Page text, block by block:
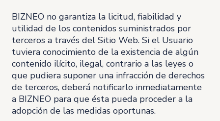
BIZNEO no garantiza la licitud, fiabilidad y
utilidad de los contenidos suministrados por
terceros a través del Sitio Web. Si el Usuario
tuviera conocimiento de la existencia de algún
contenido ilícito, ilegal, contrario a las leyes o
que pudiera suponer una infracción de derechos
de terceros, deberá notificarlo inmediatamente
a BIZNEO para que ésta pueda proceder a la
adopción de las medidas oportunas.